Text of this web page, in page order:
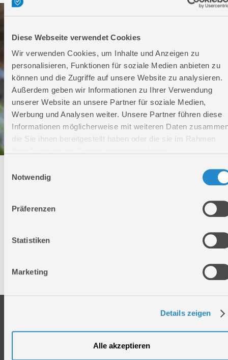
Diese Webseite verwendet Cookies
Wir verwenden Cookies, um Inhalte und Anzeigen zu
personalisieren, Funktionen für soziale Medien anbieten zu
können und die Zugriffe auf unsere Website zu analysieren.
Außerdem geben wir Informationen zu Ihrer Verwendung
unserer Website an unsere Partner für soziale Medien,
Werbung und Analysen weiter. Unsere Partner führen diese
Informationen möglicherweise mit weiteren Daten
die Sie ihnen bereitgestellt haben oder die sie im Rahmen
Notwendig
Präferenzen
Statistiken
Marketing
Details zeigen
Alle akzeptieren
Technischer Service
Montag - Freitag
Geschlossen
Telefax: +49 (0)7904-70051999
Reparaturauftrag/Reklamation